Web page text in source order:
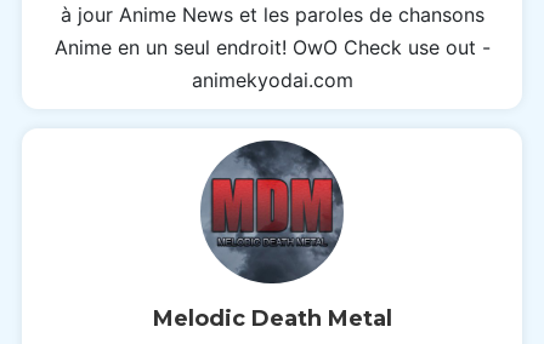
à jour Anime News et les paroles de chansons
Anime en un seul endroit! OwO Check use out -
animekyodai.com
Melodic Death Metal